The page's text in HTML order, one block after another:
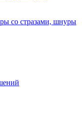
со стразами, шнуры